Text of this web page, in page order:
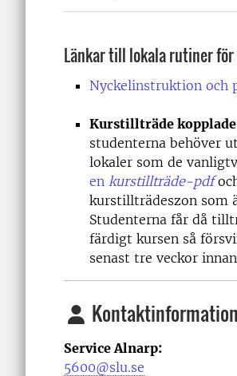
Länkar till lokala rutiner
Nyckelinstruktion och
Kurstillträde
studenterna behöver
lokaler som de
en kurstillträde-pdf
kurstillträdeszon som
Studenterna får då
färdigt kursen så
senast tre veckor
Kontaktinformation
Service Alnarp:
5600@slu.se